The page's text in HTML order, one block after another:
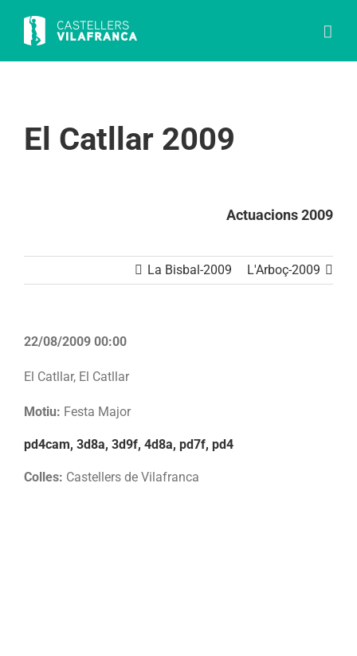
content
El Catllar 2009
Actuacions 2009
La Bisbal-2009 L'Arboç-2009
22/08/2009 00:00
El Catllar, El Catllar
Motiu: Festa Major
pd4cam, 3d8a, 3d9f, 4d8a, pd7f, pd4
Colles: Castellers de Vilafranca